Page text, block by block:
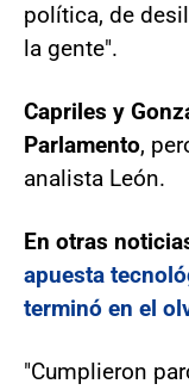
política, de
la gente".
Capriles y
Parlamento,
analista León.
En otras
apuesta
terminó en el
"Cumplieron